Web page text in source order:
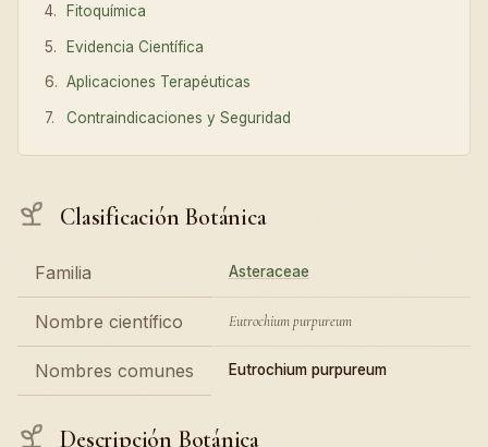
Fitoquímica
Evidencia Científica
Aplicaciones Terapéuticas
Contraindicaciones y Seguridad
Clasificación Botánica
Familia Asteraceae
Nombre científico Eutrochium purpureum
Nombres comunes Eutrochium purpureum
Descripción Botánica